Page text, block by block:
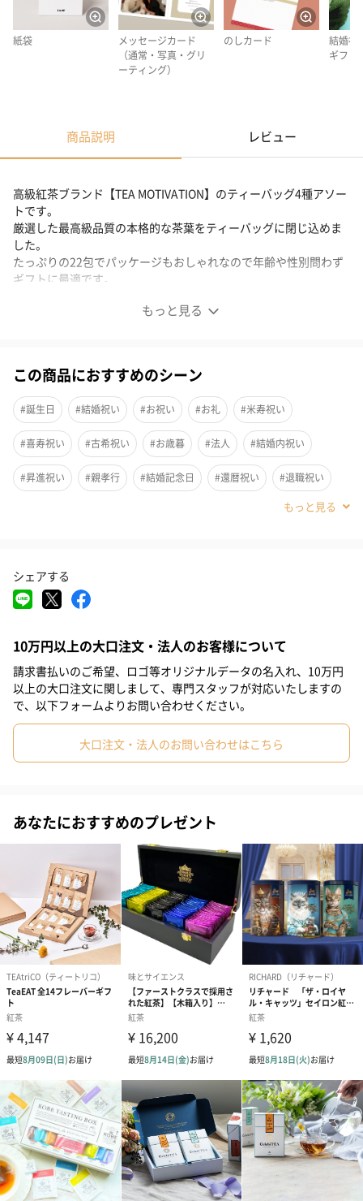
紙袋
メッセージカード
（通常・写真・グリ
ーティング）
のしカード
結婚祝
ギフト
商品説明 レビュー
もっと見る
高級紅茶ブランド【TEA MOTIVATION】のティーバッグ4種アソー
トです。
厳選した最高級品質の本格的な茶葉をティーバッグに閉じ込めま
した。
たっぷりの22包でパッケージもおしゃれなので年齢や性別問わず
ギフトに最適です。
備考
【ダージリン】TEA MOTIVATION の中でも最上位品種
のダージリン。 ダージリンだけがもつ上品で芳醇な香
り、 深い味わいが際立つ、自慢の逸品です。4包。
【アッサム】甘味が強くコクのある味わいと 香り高さ
をご堪能頂けます。 ストレートはもちろん、 ミルクテ
ィーにもマッチします。6包。
【アールグレイ】ベルガモットの香りをまとった 爽や
かなフレーバーティー。 すっきりとした味わいとアー
をあえてティーバッグに閉じ込めました。
商品オプション情報
送りする際に人気のオプションです。お相手に直接手渡しする場
合は、紙袋との併用もおすすめです。
ダンボール装飾（ひま
わり）（720円）
ダンボール装飾（チュ
ーリップ）（720円）
ダンボール装
イトピンク×
紙袋
お渡し用の紙袋です。
商品に合わせたサイズをお届けします。
この商品におすすめのシーン
#誕生日 #結婚祝い #お祝い #お礼 #米寿祝い
#喜寿祝い #古希祝い #お歳暮 #法人 #結婚内祝い
#昇進祝い #親孝行 #結婚記念日 #還暦祝い #退職祝い
#クリスマス
#母の日
#父親 #妻
#親戚女性 #親戚男性 #取引先女性 #取引先男性
#部下女性 #部下男性 #同僚男性 #同僚女性 #上司男性
#上司女性 #20代後半 #40代 #50代
#60代
シェアする
10万円以上の大口注文・法人のお客様について
請求書払いのご希望、ロゴ等オリジナルデータの名入れ、10万円
以上の大口注文に関しまして、専門スタッフが対応いたしますの
で、以下フォームよりお問い合わせください。
大口注文・法人のお問い合わせはこちら
あなたにおすすめのプレゼント